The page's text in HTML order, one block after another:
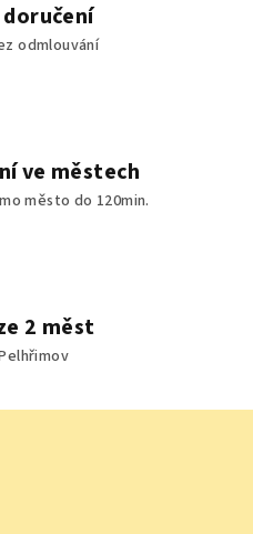
i
s
doručení
odmlouvání
ve městech
město do 120min.
2 měst